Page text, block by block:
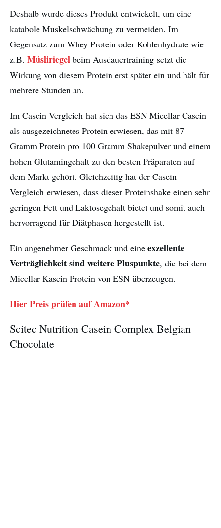
Deshalb wurde dieses Produkt entwickelt, um eine
katabole Muskelschwächung zu vermeiden. Im
Gegensatz zum Whey Protein oder Kohlenhydrate wie
z.B. Müsliriegel beim Ausdauertraining setzt die
Wirkung von diesem Protein erst später ein und hält für
mehrere Stunden an.
Im Casein Vergleich hat sich das ESN Micellar Casein
als ausgezeichnetes Protein erwiesen, das mit 87
Gramm Protein pro 100 Gramm Shakepulver und einem
hohen Glutamingehalt zu den besten Präparaten auf
dem Markt gehört. Gleichzeitig hat der Casein
Vergleich erwiesen, dass dieser Proteinshake einen sehr
geringen Fett und Laktosegehalt bietet und somit auch
hervorragend für Diätphasen hergestellt ist.
Ein angenehmer Geschmack und eine exzellente
Verträglichkeit sind weitere Pluspunkte, die bei dem
Micellar Kasein Protein von ESN überzeugen.
Hier Preis prüfen auf Amazon*
Scitec Nutrition Casein Complex Belgian
Chocolate